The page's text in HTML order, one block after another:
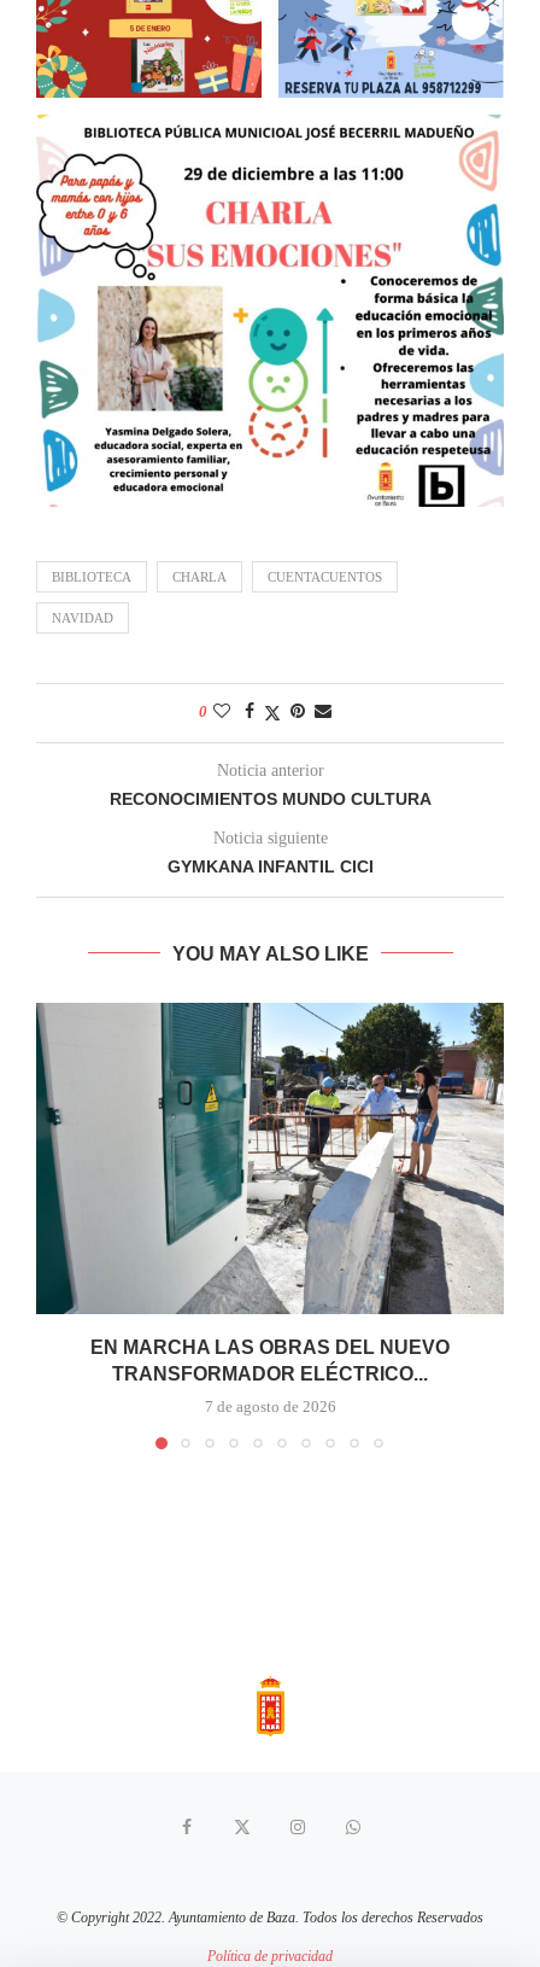
BIBLIOTECA CHARLA CUENTACUENTOS
NAVIDAD
0
Noticia anterior
RECONOCIMIENTOS MUNDO CULTURA
Noticia siguiente
GYMKANA INFANTIL CICI
YOU MAY ALSO LIKE
EN MARCHA LAS OBRAS DEL NUEVO
TRANSFORMADOR ELÉCTRICO...
7 de agosto de 2026
© Copyright 2022. Ayuntamiento de Baza. Todos los derechos Reservados
Política de privacidad